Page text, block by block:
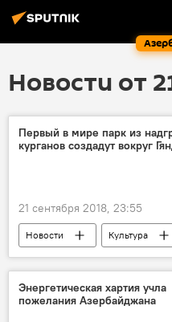
Новости от
Первый в мире парк из
курганов создадут вокруг
21 сентября 2018, 23:55
Новости Культура
Азербайджан
Гянджа
Энергетическая хартия учла
пожелания Азербайджана